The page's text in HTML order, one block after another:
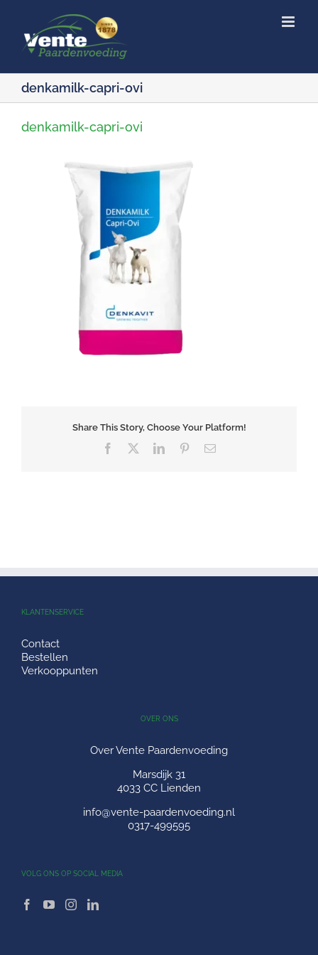
inhoud
denkamilk-capri-ovi
denkamilk-capri-ovi
Share This Story, Choose Your Platform!
Facebook LinkedInPinterest
E-
KLANTENSERVICE
Contact
Bestellen
Verkooppunten
OVER ONS
Over Vente Paardenvoeding
Marsdijk 31
4033 CC Lienden
info@vente-paardenvoeding.nl
0317-499595
VOLG ONS OP SOCIAL MEDIA